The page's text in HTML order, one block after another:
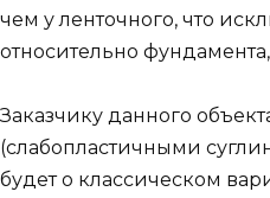
чем у ленточного, что
относительно
Заказчику данного
(слабопластичными
будет о классическом